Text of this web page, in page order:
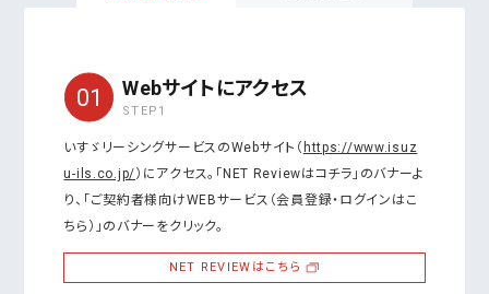
Webサイトにアクセス
STEP1
いすゞリーシングサービスのWebサイト（ https://www.isuz
u-ils.co.jp/）にアクセス。「NET Reviewはコチラ」のバナーよ
り、「ご契約者様向けWEBサービス（会員登録・ログインはこ
ちら）」のバナーをクリック。
NET REVIEWはこちら